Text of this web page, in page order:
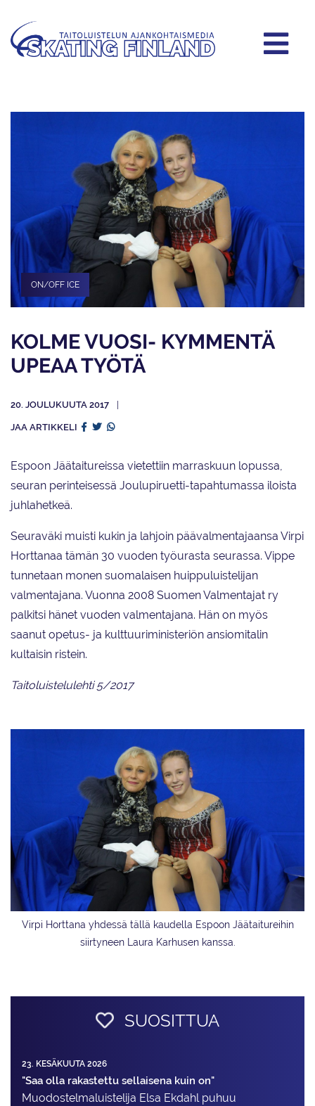
ON/OFF ICE
KOLME VUOSI- KYMMENTÄ
UPEAA TYÖTÄ
20. JOULUKUUTA 2017
JAA ARTIKKELI
Espoon Jäätaitureissa vietettiin marraskuun lopussa,
seuran perinteisessä Joulupiruetti-tapahtumassa iloista
juhlahetkeä.
Seuraväki muisti kukin ja lahjoin päävalmentajaansa Virpi
Horttanaa tämän 30 vuoden työurasta seurassa. Vippe
tunnetaan monen suomalaisen huippuluistelijan
valmentajana. Vuonna 2008 Suomen Valmentajat ry
palkitsi hänet vuoden valmentajana. Hän on myös
saanut opetus- ja kulttuuriministeriön ansiomitalin
kultaisin ristein.
Taitoluistelulehti 5/2017
Virpi Horttana yhdessä tällä kaudella Espoon Jäätaitureihin
siirtyneen Laura Karhusen kanssa.
SUOSITTUA
23. KESÄKUUTA 2026
"Saa olla rakastettu sellaisena kuin on"
Muodostelma­luistelija Elsa Ekdahl puhuu